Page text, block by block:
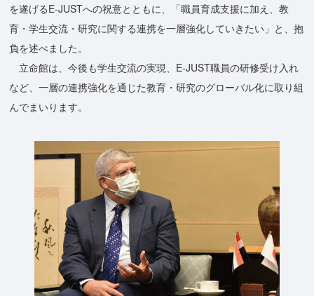
を遂げるE-JUSTへの祝意とともに、「職員育成支援に加え、教
育・学生交流・研究に関する連携を一層強化していきたい」と、抱
負を述べました。
立命館は、今後も学生交流の実現、E-JUST職員の研修受け入れ
など、一層の連携強化を通じた教育・研究のグローバル化に取り組
んでまいります。